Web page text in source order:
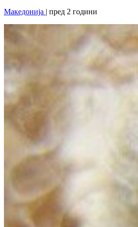
Македонија | пред 2 години